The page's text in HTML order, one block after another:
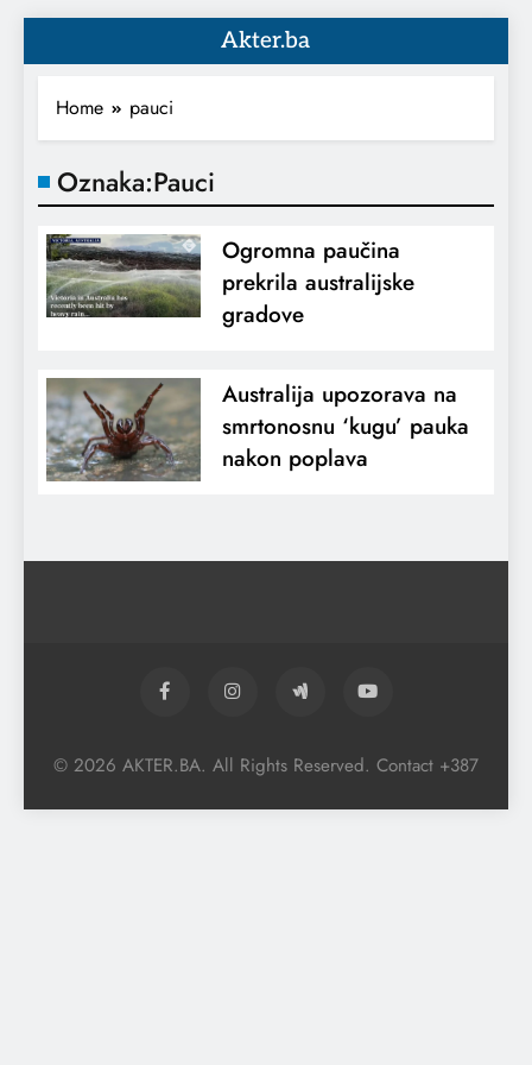
Akter.ba
Home pauci
Oznaka:Pauci
Ogromna paučina
prekrila australijske
gradove
Australija upozorava na
smrtonosnu ‘kugu’ pauka
nakon poplava
© 2026 AKTER.BA. All Rights Reserved. Contact +387